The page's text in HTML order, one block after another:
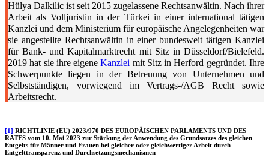
Hülya Dalkilic ist seit 2015 zugelassene Rechtsanwältin. Nach ihrer
Arbeit als Volljuristin in der Türkei in einer international tätigen
Kanzlei und dem Ministerium für europäische Angelegenheiten war
sie angestellte Rechtsanwältin in einer bundesweit tätigen Kanzlei
für Bank- und Kapitalmarktrecht mit Sitz in Düsseldorf/Bielefeld.
2019 hat sie ihre eigeneKanzlei mit Sitz in Herford gegründet. Ihre
Schwerpunkte liegen in der Betreuung von Unternehmen und
Selbstständigen, vorwiegend im Vertrags-/AGB Recht sowie
Arbeitsrecht.
[1] RICHTLINIE (EU) 2023/970 DES EUROPÄISCHEN PARLAMENTS UND DES
RATES vom 10. Mai 2023 zur Stärkung der Anwendung des Grundsatzes des gleichen
Entgelts für Männer und Frauen bei gleicher oder gleichwertiger Arbeit durch
Entgelttransparenz und Durchsetzungsmechanismen